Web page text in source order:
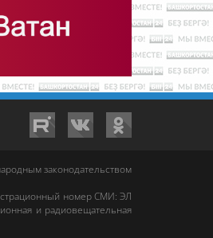
законодательством
номер СМИ: ЭЛ
и радиовещательная